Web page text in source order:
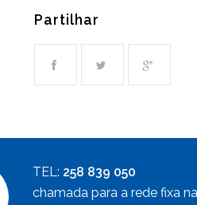
Partilhar
TEL: 258 839 050
chamada para a rede fixa